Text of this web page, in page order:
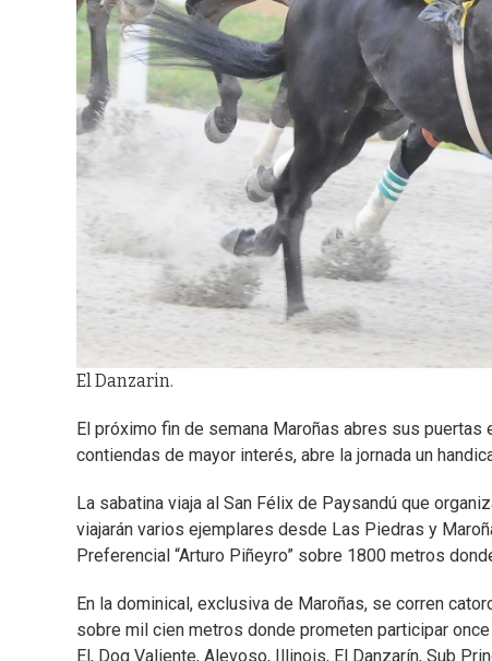
El Danzarin.
El próximo fin de semana Maroñas abres sus
contiendas de mayor interés, abre la jornada un
La sabatina viaja al San Félix de Paysandú que
viajarán varios ejemplares desde Las Piedras y
Preferencial “Arturo Piñeyro” sobre 1800 metros
En la dominical, exclusiva de Maroñas, se corren
sobre mil cien metros donde prometen participar
El, Dog Valiente, Alevoso, Illinois, El Danzarín, Sub